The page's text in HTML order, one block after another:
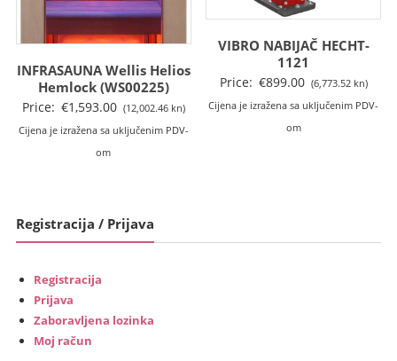
INFRASAUNA Wellis Helios
Hemlock (WS00225)
Price: €1,593.00 (12,002.46 kn)
Cijena je izražena sa uključenim PDV-
om
VIBRO NABIJAČ HECHT-
1121
Price: €899.00 (6,773.52 kn)
Cijena je izražena sa uključenim PDV-
om
Registracija / Prijava
Registracija
Prijava
Zaboravljena lozinka
Moj račun